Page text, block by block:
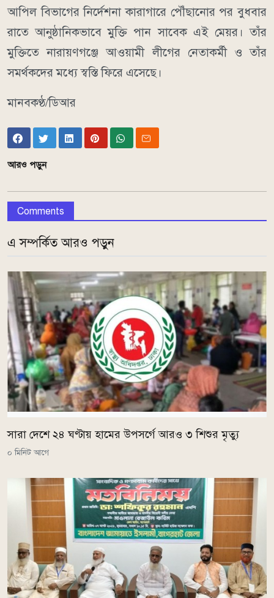
আপিল বিভাগের নির্দেশনা কারাগারে পৌঁছানোর পর বুধবার
রাতে আনুষ্ঠানিকভাবে মুক্তি পান সাবেক এই মেয়র। তাঁর
মুক্তিতে নারায়ণগঞ্জে আওয়ামী লীগের নেতাকর্মী ও তাঁর
সমর্থকদের মধ্যে স্বস্তি ফিরে এসেছে।
মানবকণ্ঠ/ডিআর
আরও পড়ুন
Comments
এ সম্পর্কিত আরও পড়ুন
সারা দেশে ২৪ ঘণ্টায় হামের উপসর্গে আরও ৩ শিশুর মৃত্যু
০ মিনিট আগে